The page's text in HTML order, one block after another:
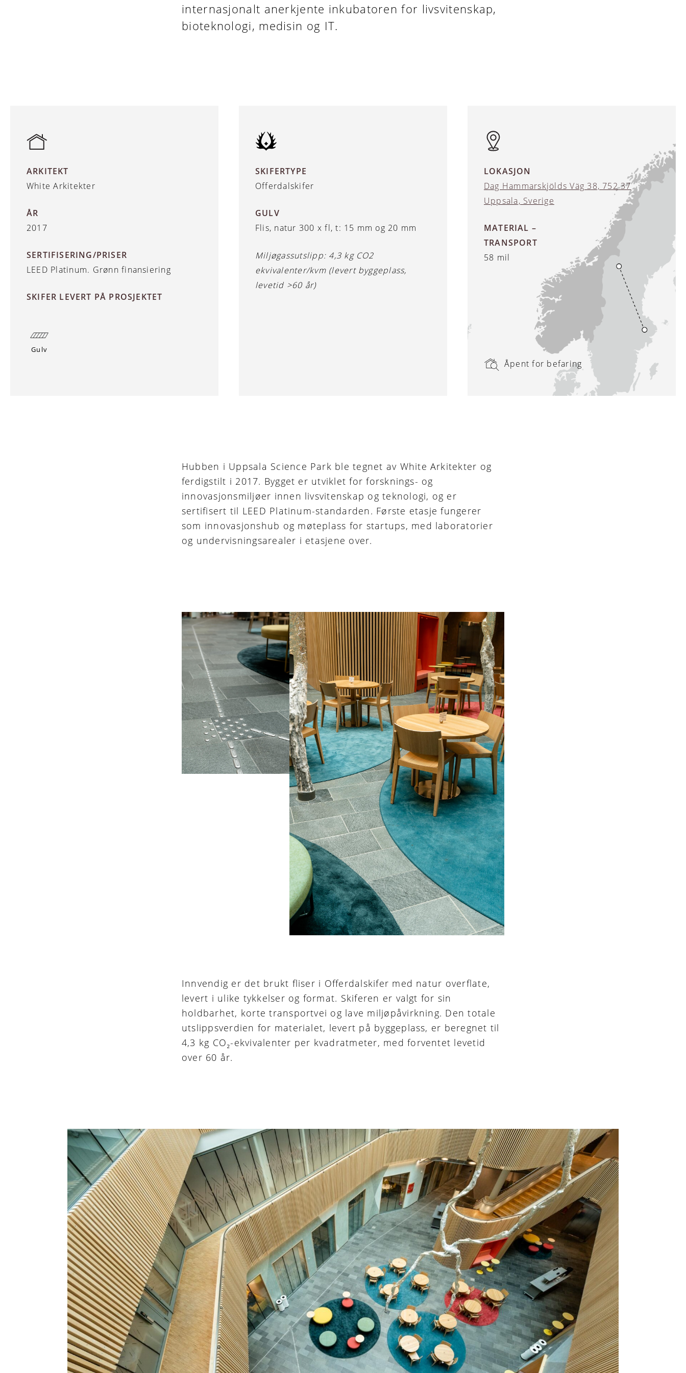
internasjonalt anerkjente inkubatoren for livsvitenskap,
bioteknologi, medisin og IT.
ARKITEKT
White Arkitekter
ÅR
2017
SERTIFISERING/PRISER
LEED Platinum. Grønn finansiering
SKIFER LEVERT PÅ PROSJEKTET
Gulv
SKIFERTYPE
Offerdalskifer
GULV
Flis, natur 300 x fl, t: 15 mm og 20 mm
Miljøgassutslipp: 4,3 kg CO2
ekvivalenter/kvm (levert byggeplass,
levetid >60 år)
LOKASJON
Dag Hammarskjölds Väg 38, 752 37
Uppsala, Sverige
MATERIAL –
TRANSPORT
58 mil
Åpent for befaring
Hubben i Uppsala Science Park ble tegnet av White Arkitekter og
ferdigstilt i 2017. Bygget er utviklet for forsknings- og
innovasjonsmiljøer innen livsvitenskap og teknologi, og er
sertifisert til LEED Platinum-standarden. Første etasje fungerer
som innovasjonshub og møteplass for startups, med laboratorier
og undervisningsarealer i etasjene over.
Innvendig er det brukt fliser i Offerdalskifer med natur overflate,
levert i ulike tykkelser og format. Skiferen er valgt for sin
holdbarhet, korte transportvei og lave miljøpåvirkning. Den totale
utslippsverdien for materialet, levert på byggeplass, er beregnet til
4,3 kg CO₂-ekvivalenter per kvadratmeter, med forventet levetid
over 60 år.